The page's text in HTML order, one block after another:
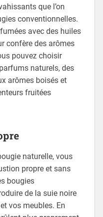
que l’on
conventionnelles.
avec des huiles
confère des arômes
pouvez choisir
naturels, des
arômes boisés et
fruitées
naturelle, vous
propre et sans
bougies
de la suie noire
vos meubles. En